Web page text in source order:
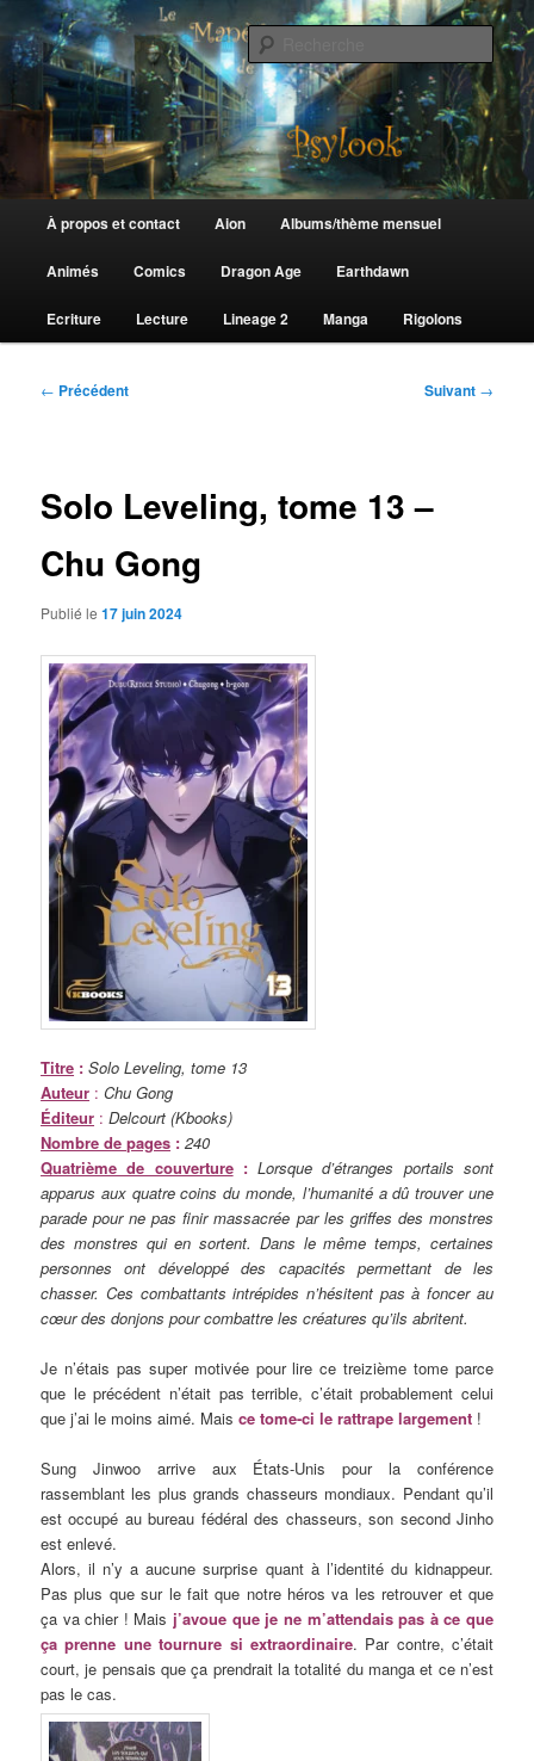
au
contenu
principalLe Manège de Psylook
principal
À propos et contact Aion Albums/thème mensuel
Animés Comics Dragon Age Earthdawn
Ecriture Lecture Lineage 2 Manga Rigolons
Navigation
← Précédent Suivant →
Solo Leveling, tome 13 –
Chu Gong
Publié le17 juin 2024
Titre : Solo Leveling, tome 13
Auteur :Chu Gong
Éditeur : Delcourt (Kbooks)
Nombre de pages : 240
Quatrième de couverture:Lorsque d’étranges portails sont
apparus aux quatre coins du monde, l’humanité a dû trouver une
parade pour ne pas finir massacrée par les griffes des monstres
des monstres qui en sortent. Dans le même temps, certaines
personnes ont développé des capacités permettant de les
chasser. Ces combattants intrépides n’hésitent pas à foncer au
cœur des donjons pour combattre les créatures qu’ils abritent.
Je n’étais pas super motivée pour lire ce treizième tome parce
que le précédent n’était pas terrible, c’était probablement celui
que j’ai le moins aimé. Maisce tome-ci le rattrape largement !
Sung Jinwoo arrive aux États-Unis pour la conférence
rassemblant les plus grands chasseurs mondiaux. Pendant qu’il
est occupé au bureau fédéral des chasseurs, son second Jinho
est enlevé.
Alors, il n’y a aucune surprise quant à l’identité du kidnappeur.
Pas plus que sur le fait que notre héros va les retrouver et que
ça va chier ! Mais j’avoue que je ne m’attendais pas à ce que
ça prenne une tournure si extraordinaire. Par contre, c’était
court, je pensais que ça prendrait la totalité du manga et ce n’est
pas le cas.